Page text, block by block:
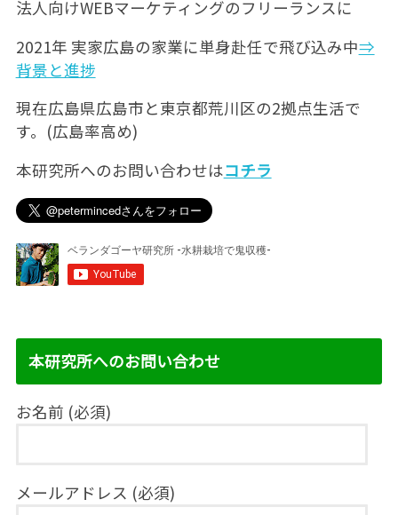
法人向けWEBマーケティングのフリーランスに
2021年 実家広島の家業に単身赴任で飛び込み中⇒
背景と進捗
現在広島県広島市と東京都荒川区の2拠点生活で
す。(広島率高め)
本研究所へのお問い合わせはコチラ
本研究所へのお問い合わせ
お名前 (必須)
メールアドレス (必須)